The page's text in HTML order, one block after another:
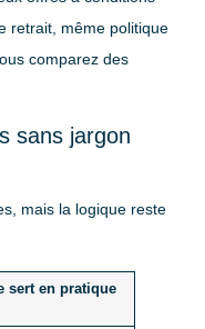
retrait, même politique
comparez des
sans jargon
mais la logique reste
sert en pratique